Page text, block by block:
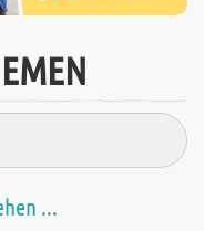
...